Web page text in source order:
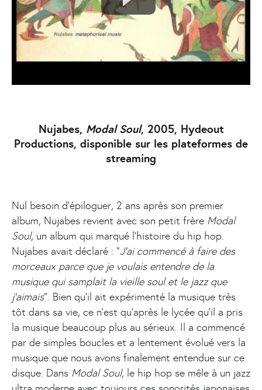
Nujabes, Modal Soul, 2005, Hydeout
Productions, disponible sur les plateformes de
streaming
Nul besoin d’épiloguer, 2 ans après son premier
album, Nujabes revient avec son petit frère Modal
Soul, un album qui marqué l'histoire du hip hop.
Nujabes avait déclaré : "J'ai commencé à faire des
morceaux parce que je voulais entendre de la
musique qui samplait la vieille soul et le jazz que
j'aimais". Bien qu'il ait expérimenté la musique très
tôt dans sa vie, ce n'est qu'après le lycée qu'il a pris
la musique beaucoup plus au sérieux. Il a commencé
par de simples boucles et a lentement évolué vers la
musique que nous avons finalement entendue sur ce
disque. Dans Modal Soul, le hip hop se mêle à un jazz